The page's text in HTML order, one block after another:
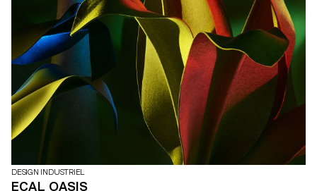
DESIGN INDUSTRIEL
ECAL OASIS